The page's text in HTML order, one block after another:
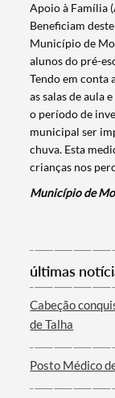
Termo de
Categorias
Apoio à Família
Beneficiam
Município de
alunos do pré-
Tendo em conta
as salas de aula
o período de
municipal ser
chuva. Esta
crianças nos
Município de
últimas
Cabeção
de Talha
Posto Médico